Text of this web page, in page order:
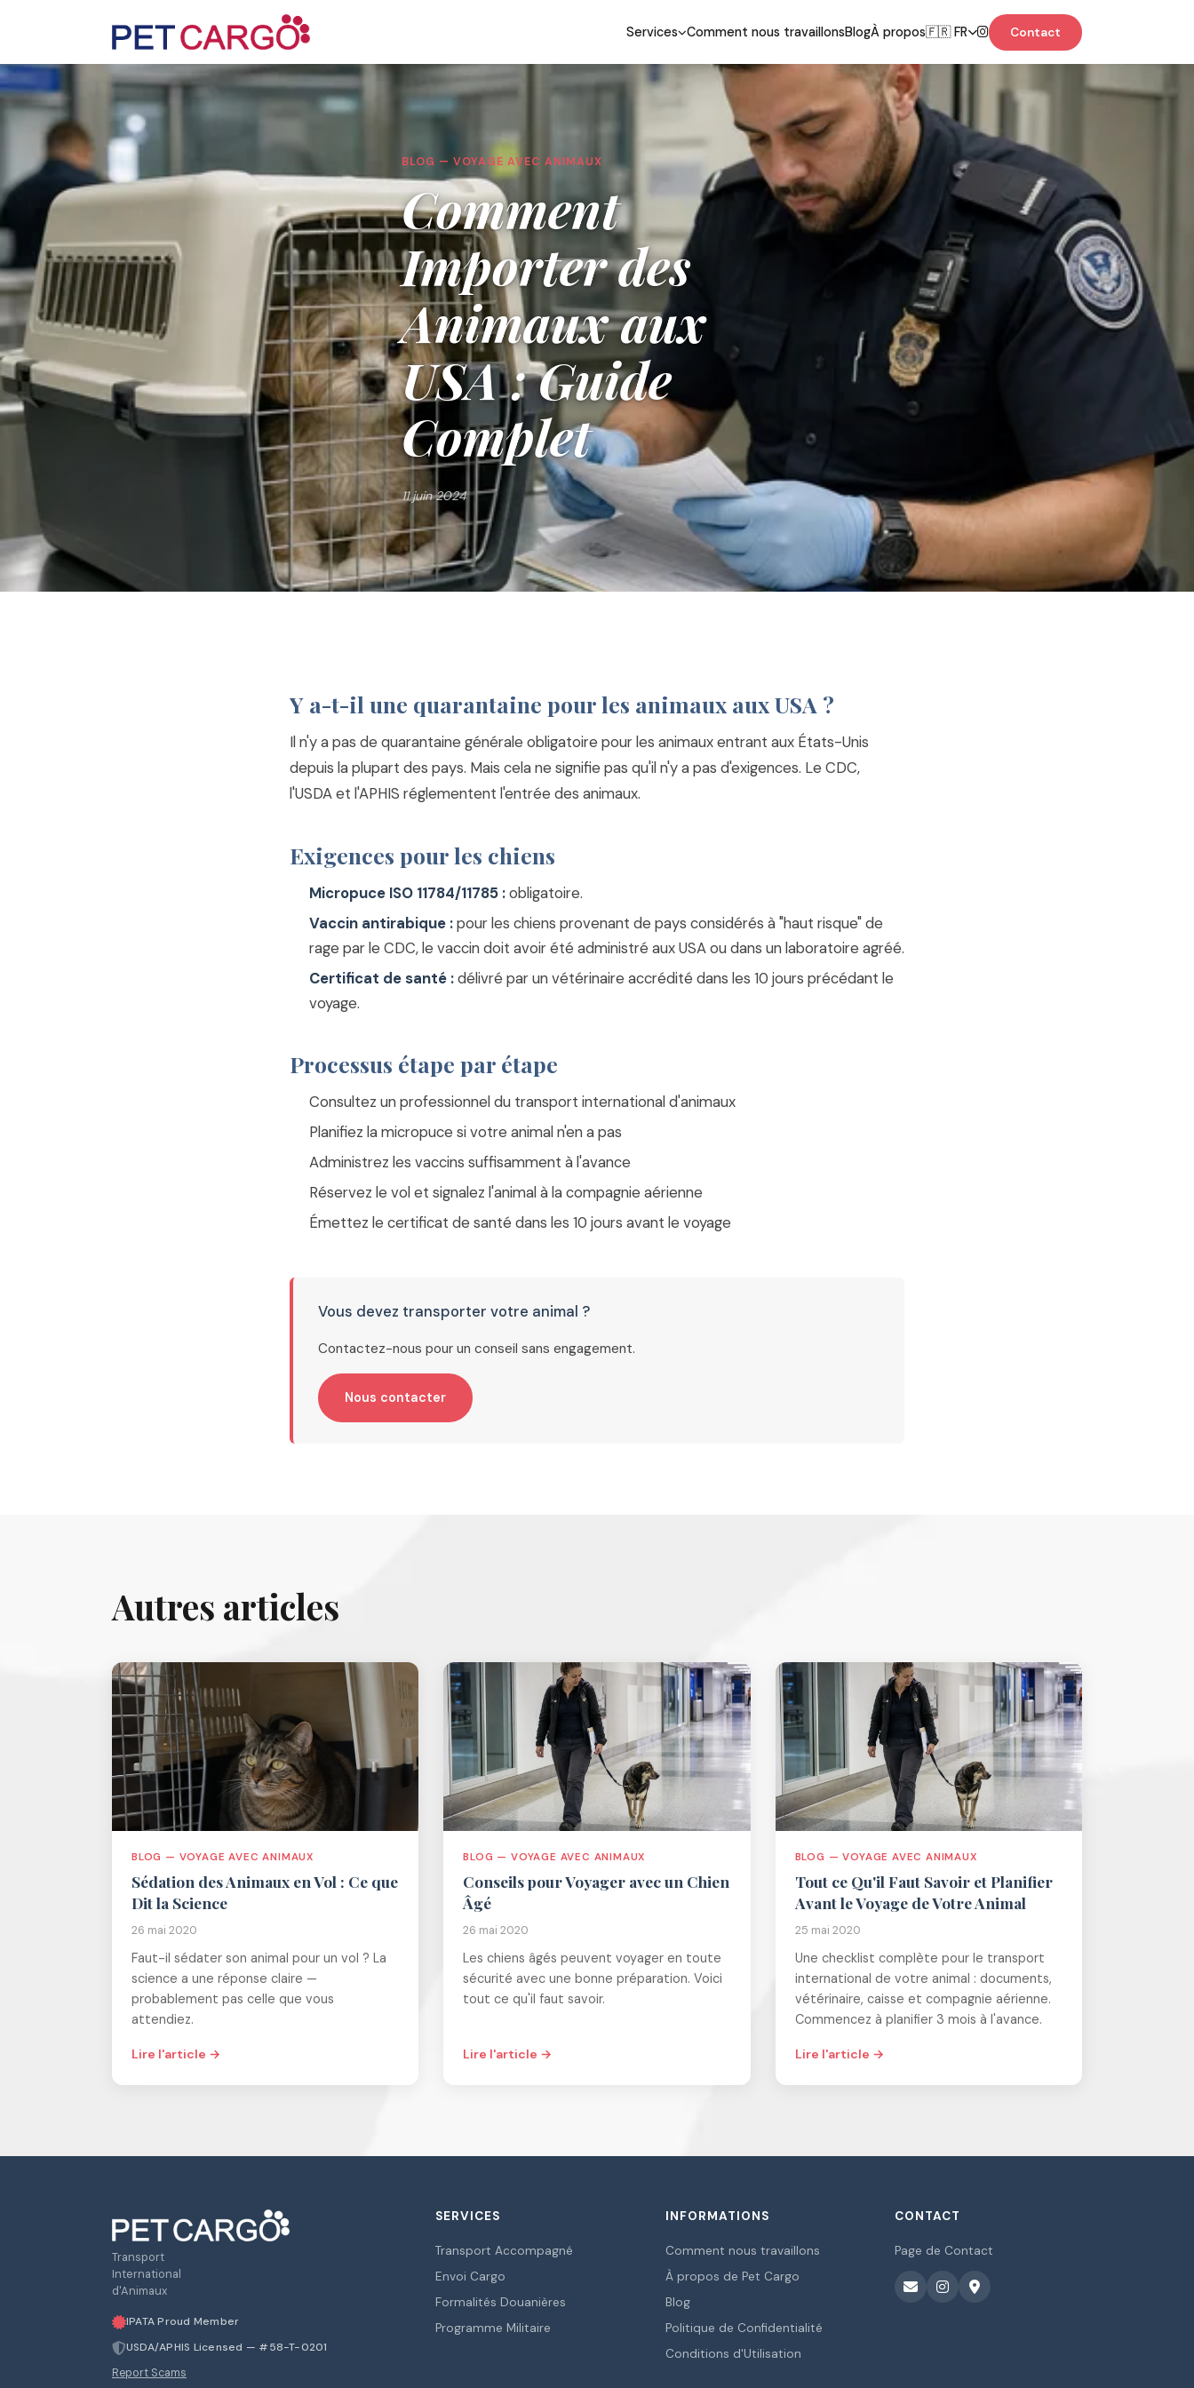
Services Comment nous travaillonsBlogÀ propos🇫🇷 FR Contact
BLOG — VOYAGE AVEC ANIMAUX
Comment
Importer des
Animaux aux
USA : Guide
Complet
11 juin 2024
Y a-t-il une quarantaine pour les animaux aux USA ?
Il n'y a pas de quarantaine générale obligatoire pour les animaux entrant aux États-Unis
depuis la plupart des pays. Mais cela ne signifie pas qu'il n'y a pas d'exigences. Le CDC,
l'USDA et l'APHIS réglementent l'entrée des animaux.
Exigences pour les chiens
Micropuce ISO 11784/11785 :obligatoire.
Vaccin antirabique :pour les chiens provenant de pays considérés à "haut risque" de
rage par le CDC, le vaccin doit avoir été administré aux USA ou dans un laboratoire agréé.
Certificat de santé :délivré par un vétérinaire accrédité dans les 10 jours précédant le
voyage.
Processus étape par étape
Consultez un professionnel du transport international d'animaux
Planifiez la micropuce si votre animal n'en a pas
Administrez les vaccins suffisamment à l'avance
Réservez le vol et signalez l'animal à la compagnie aérienne
Émettez le certificat de santé dans les 10 jours avant le voyage
Vous devez transporter votre animal ?
Contactez-nous pour un conseil sans engagement.
Nous contacter
Autres articles
BLOG — VOYAGE AVEC ANIMAUX
Sédation des Animaux en Vol : Ce que
Dit la Science
26 mai 2020
Faut-il sédater son animal pour un vol ? La
science a une réponse claire —
probablement pas celle que vous
attendiez.
Lire l'article →
BLOG — VOYAGE AVEC ANIMAUX
Conseils pour Voyager avec un Chien
Âgé
26 mai 2020
Les chiens âgés peuvent voyager en toute
sécurité avec une bonne préparation. Voici
tout ce qu'il faut savoir.
Lire l'article →
BLOG — VOYAGE AVEC ANIMAUX
Tout ce Qu'il Faut Savoir et Planifier
Avant le Voyage de Votre Animal
25 mai 2020
Une checklist complète pour le transport
international de votre animal : documents,
vétérinaire, caisse et compagnie aérienne.
Commencez à planifier 3 mois à l'avance.
Lire l'article →
Transport
International
d'Animaux
IPATA Proud Member
USDA/APHIS Licensed — #58-T-0201
Report Scams
SERVICES
Transport Accompagné
Envoi Cargo
Formalités Douanières
Programme Militaire
INFORMATIONS
Comment nous travaillons
À propos de Pet Cargo
Blog
Politique de Confidentialité
Conditions d'Utilisation
CONTACT
Page de Contact